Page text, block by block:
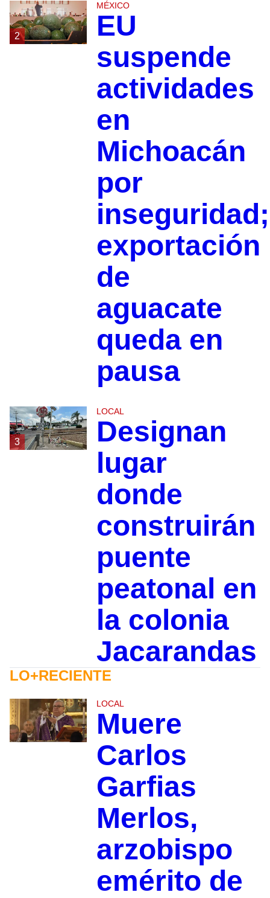
2
MÉXICO
EU
suspende
actividades
en
Michoacán
por
inseguridad;
exportación
de
aguacate
queda en
pausa
3
LOCAL
Designan
lugar
donde
construirán
puente
peatonal en
la colonia
Jacarandas
LO+RECIENTE
LOCAL
Muere
Carlos
Garfias
Merlos,
arzobispo
emérito de